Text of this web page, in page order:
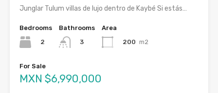
Junglar Tulum villas de lujo dentro de Kaybé Si estás…
Bedrooms
2
Bathrooms
3
Area
200 m2
For Sale
MXN $6,990,000